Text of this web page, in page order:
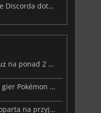
Złośliwe oprogramowanie i przejęcie Discorda dotknęły Meccha Chameleon
Resident Evil: Veronica znalazł się już na ponad 2 milionach list życzeń
Beast of Reincarnation: twórcy serii gier Pokémon wkraczają na nową ścieżkę
Big Walk już w sprzedaży – podróż oparta na przyjaźni